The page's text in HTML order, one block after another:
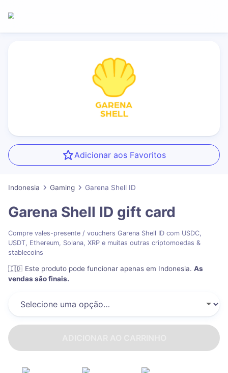
Adicionar aos Favoritos
Indonesia Gaming Garena Shell ID
Garena Shell ID gift card
Compre vales-presente / vouchers Garena Shell ID com USDC,
USDT, Ethereum, Solana, XRP e muitas outras criptomoedas &
stablecoins
🇮🇩 Este produto pode funcionar apenas em Indonesia. As
vendas são finais.